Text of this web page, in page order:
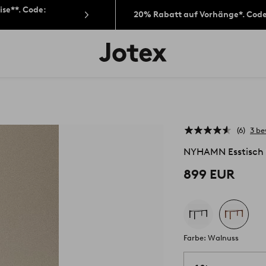
Code:
20% Rabatt auf Vorhänge*.
Jotex-
Logo
6 3
NYHAMN
899 EUR
Farbe: Walnuss